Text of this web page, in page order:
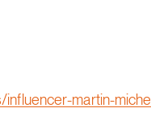
martin-